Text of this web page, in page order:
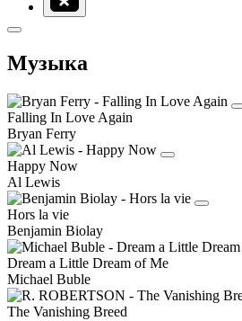
Музыка
Falling In Love Again
Bryan Ferry
Happy Now
Al Lewis
Hors la vie
Benjamin Biolay
Dream a Little Dream of Me
Michael Buble
The Vanishing Breed